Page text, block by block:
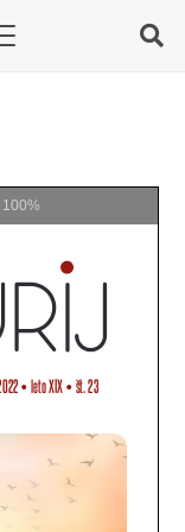
100%